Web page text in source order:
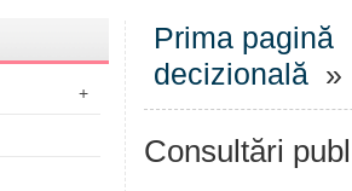
+
Prima pagină
decizională »
Consultări